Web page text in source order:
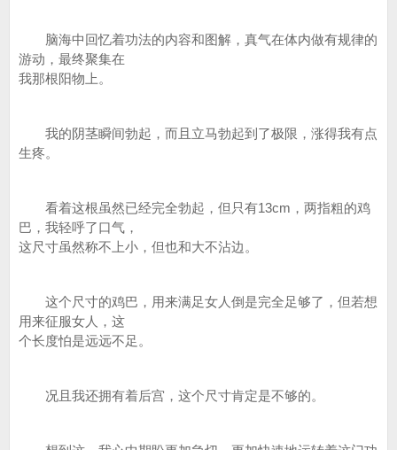
脑海中回忆着功法的内容和图解，真气在体内做有规律的
游动，最终聚集在
我那根阳物上。
我的阴茎瞬间勃起，而且立马勃起到了极限，涨得我有点
生疼。
看着这根虽然已经完全勃起，但只有13cm，两指粗的鸡
巴，我轻呼了口气，
这尺寸虽然称不上小，但也和大不沾边。
这个尺寸的鸡巴，用来满足女人倒是完全足够了，但若想
用来征服女人，这
个长度怕是远远不足。
况且我还拥有着后宫，这个尺寸肯定是不够的。